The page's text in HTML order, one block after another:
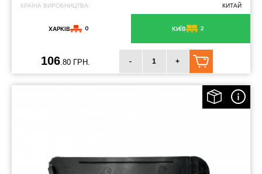
КРАЇНА ВИРОБНИЦТВА: КИТАЙ
ХАРКІВ 0 КИЇВ 2
106.80 ГРН. - +